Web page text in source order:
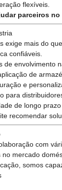
flexíveis.
parceiros no
exige mais do
confiáveis.
de envolvimento
de
e
para
de longo
recomendar
com
mercado
somos